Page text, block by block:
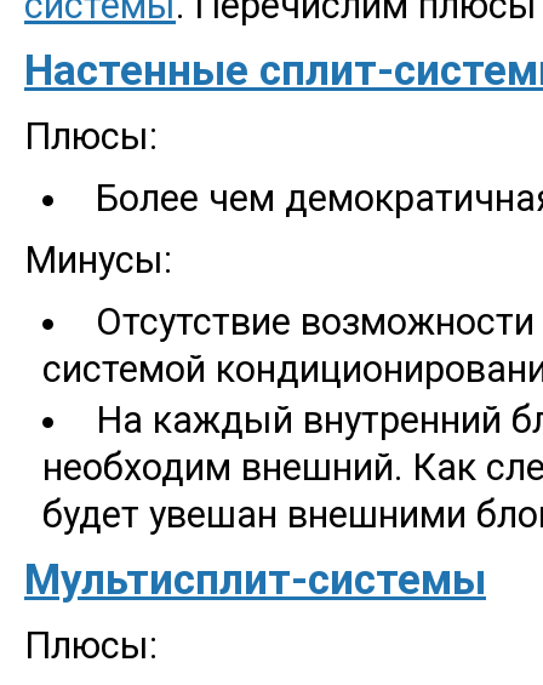
Настенные сплит-
Плюсы:
Более чем
Минусы:
Отсутствие
системой
На каждый внутренний
необходим внешний. Как
будет увешан внешними
Мультисплит-системы
Плюсы: